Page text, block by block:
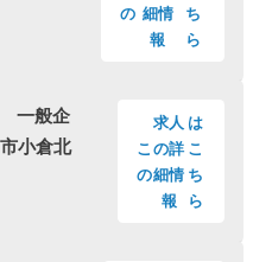
の 細情
報
ち
ら
一般企
小倉北
こ
の
求人
の詳
細情
報
は
こ
ち
ら